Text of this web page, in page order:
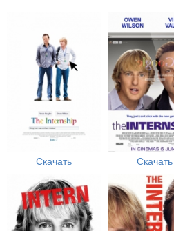
Скачать Скачать